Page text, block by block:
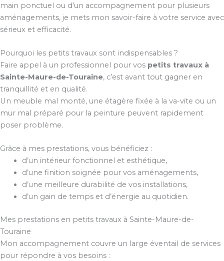
main ponctuel ou d’un accompagnement pour plusieurs
aménagements, je mets mon savoir-faire à votre service avec
sérieux et efficacité.
Pourquoi les petits travaux sont indispensables ?
Faire appel à un professionnel pour vos petits travaux à
Sainte-Maure-de-Touraine, c’est avant tout gagner en
tranquillité et en qualité.
Un meuble mal monté, une étagère fixée à la va-vite ou un
mur mal préparé pour la peinture peuvent rapidement
poser problème.
Grâce à mes prestations, vous bénéficiez :
d’un intérieur fonctionnel et esthétique,
d’une finition soignée pour vos aménagements,
d’une meilleure durabilité de vos installations,
d’un gain de temps et d’énergie au quotidien.
Mes prestations en petits travaux à Sainte-Maure-de-
Touraine
Mon accompagnement couvre un large éventail de services
pour répondre à vos besoins :